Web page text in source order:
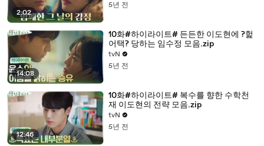
2:02
5년 전
14:08
10화#하이라이트# 든든한 이도현에 ?헕
어택? 당하는 임수정 모음.zip
tvN
5년 전
12:46
10화#하이라이트# 복수를 향한 수학천
재 이도현의 전략 모음.zip
tvN
5년 전